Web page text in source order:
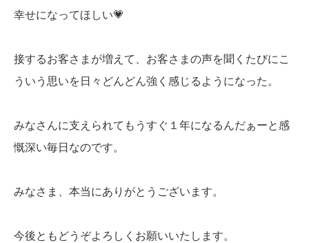
幸せになってほしい💗
接するお客さまが増えて、お客さまの声を聞くたびにこ
ういう思いを日々どんどん強く感じるようになった。
みなさんに支えられてもうすぐ１年になるんだぁーと感
慨深い毎日なのです。
みなさま、本当にありがとうございます。
今後ともどうぞよろしくお願いいたします。